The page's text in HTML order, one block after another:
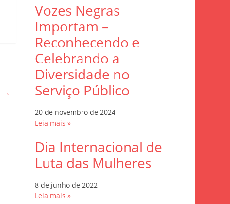
→
Vozes Negras
Importam –
Reconhecendo e
Celebrando a
Diversidade no
Serviço Público
20 de novembro de 2024
Leia mais »
Dia Internacional de
Luta das Mulheres
8 de junho de 2022
Leia mais »